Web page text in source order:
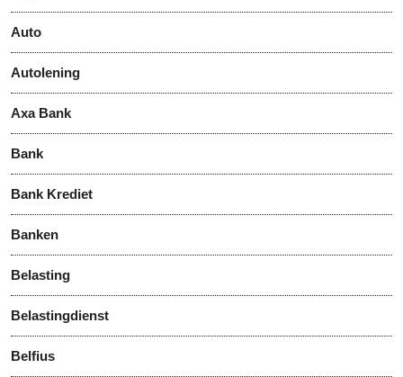
Auto
Autolening
Axa Bank
Bank
Bank Krediet
Banken
Belasting
Belastingdienst
Belfius